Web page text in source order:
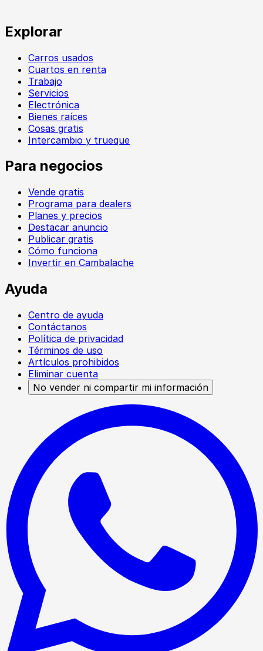
Explorar
Carros usados
Cuartos en renta
Trabajo
Servicios
Electrónica
Bienes raíces
Cosas gratis
Intercambio y trueque
Para negocios
Vende gratis
Programa para dealers
Planes y precios
Destacar anuncio
Publicar gratis
Cómo funciona
Invertir en Cambalache
Ayuda
Centro de ayuda
Contáctanos
Política de privacidad
Términos de uso
Artículos prohibidos
Eliminar cuenta
No vender ni compartir mi información